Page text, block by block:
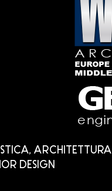
ARCHITETTURA
DESIGN